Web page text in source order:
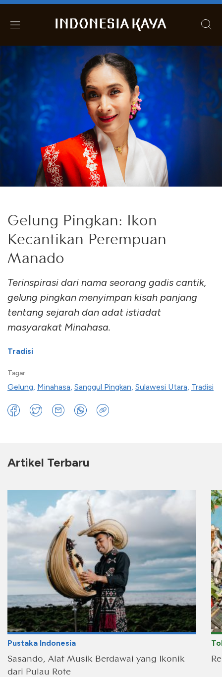
Gelung Pingkan: Ikon
Kecantikan Perempuan
Manado
Terinspirasi dari nama seorang gadis cantik,
gelung pingkan menyimpan kisah panjang
tentang sejarah dan adat istiadat
masyarakat Minahasa.
Tradisi
Tagar:
Gelung, Minahasa, Sanggul Pingkan, Sulawesi Utara, Tradisi
Artikel Terbaru
Pustaka Indonesia
Sasando, Alat Musik Berdawai yang Ikonik
dari Pulau Rote